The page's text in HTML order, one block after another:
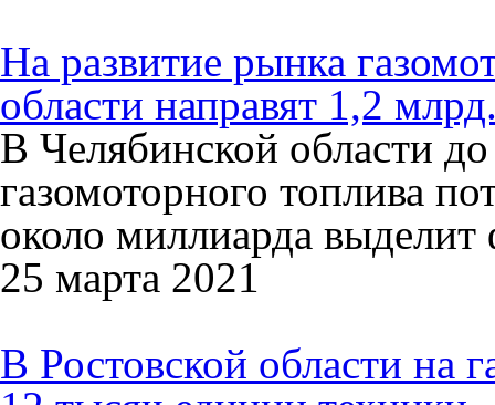
На развитие рынка
области направят 1,2
В Челябинской области
газомоторного топлива
около миллиарда
25 марта 2021
В Ростовской области на